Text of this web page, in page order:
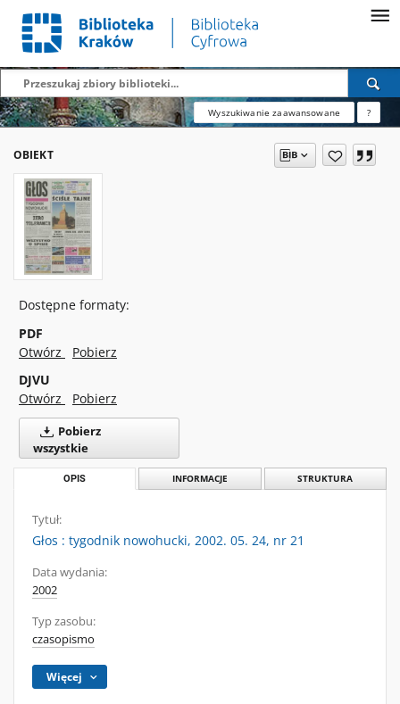
Wyszukiwanie zaawansowane ?
OBIEKT
Dostępne formaty:
PDF
Otwórz
Pobierz
DJVU
Otwórz
Pobierz
Pobierz
wszystkie
OPIS INFORMACJE STRUKTURA
Tytuł:
Głos : tygodnik nowohucki, 2002. 05. 24, nr 21
Data wydania:
2002
Typ zasobu:
czasopismo
Więcej